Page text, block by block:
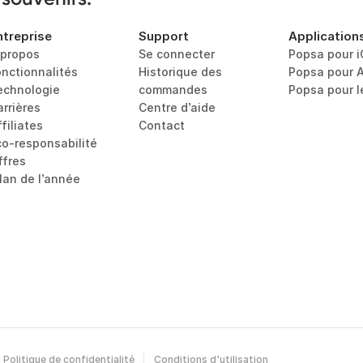
responsabilité
de l’année
Support
Se connecter
Historique des
commandes
Centre d’aide
Contact
Popsa pour
Popsa pour
Popsa pour
Politique de confidentialité Conditions d'utilisation